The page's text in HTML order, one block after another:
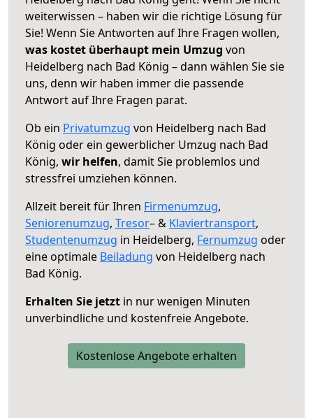
weiterwissen – haben wir die richtige Lösung für
Sie! Wenn Sie Antworten auf Ihre Fragen wollen,
was kostet überhaupt mein Umzug von
Heidelberg nach Bad König – dann wählen Sie sie
uns, denn wir haben immer die passende
Antwort auf Ihre Fragen parat.
Ob ein Privatumzug von Heidelberg nach Bad
König oder ein gewerblicher Umzug nach Bad
König, wir helfen, damit Sie problemlos und
stressfrei umziehen können.
Allzeit bereit für Ihren Firmenumzug,
Seniorenumzug, Tresor– & Klaviertransport,
Studentenumzug in Heidelberg, Fernumzug oder
eine optimale Beiladung von Heidelberg nach
Bad König.
Erhalten Sie jetzt in nur wenigen Minuten
unverbindliche und kostenfreie Angebote.
Kostenlose Angebote erhalten